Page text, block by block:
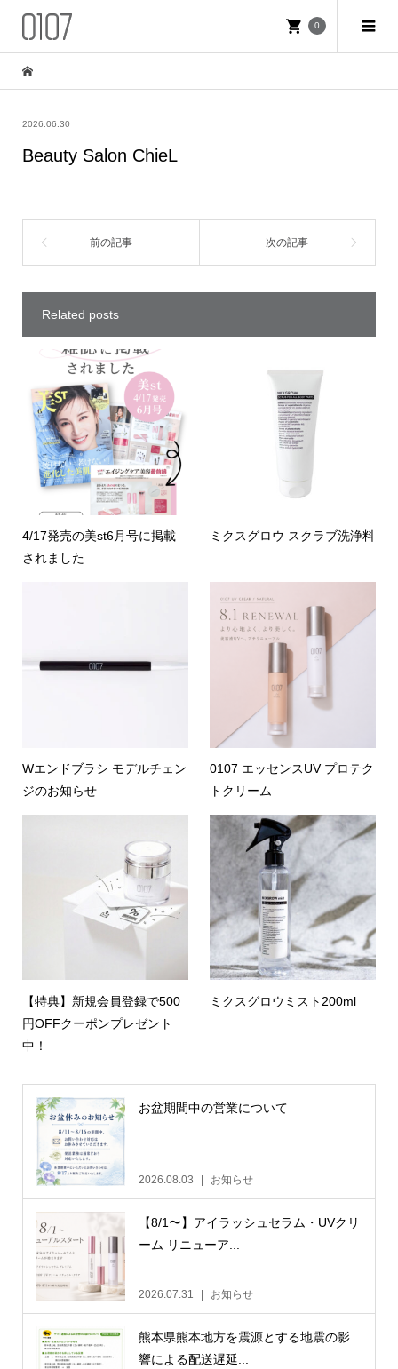
0
2026.06.30
Beauty Salon ChieL
Related posts
4/17発売の美st6月号に掲載
されました
ミクスグロウ スクラブ洗浄料
Wエンドブラシ モデルチェン
ジのお知らせ
0107 エッセンスUV プロテク
トクリーム
【特典】新規会員登録で500
円OFFクーポンプレゼント
中！
ミクスグロウミスト200ml
お盆期間中の営業について
2026.08.03 お知らせ
【8/1〜】アイラッシュセラム・UVクリ
ーム リニューア...
2026.07.31 お知らせ
熊本県熊本地方を震源とする地震の影
響による配送遅延...